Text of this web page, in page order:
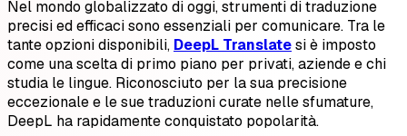
Nel mondo globalizzato di oggi, strumenti di traduzione
precisi ed efficaci sono essenziali per comunicare. Tra le
tante opzioni disponibili, DeepL Translatesi è imposto
come una scelta di primo piano per privati, aziende e chi
studia le lingue. Riconosciuto per la sua precisione
eccezionale e le sue traduzioni curate nelle sfumature,
DeepL ha rapidamente conquistato popolarità.